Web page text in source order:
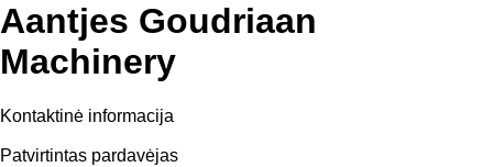
Aantjes Goudriaan
Machinery
Kontaktinė informacija
Patvirtintas pardavėjas